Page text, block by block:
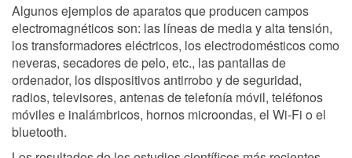
Algunos ejemplos de aparatos que producen campos
electromagnéticos son: las líneas de media y alta tensión,
los transformadores eléctricos, los electrodomésticos como
neveras, secadores de pelo, etc., las pantallas de
ordenador, los dispositivos antirrobo y de seguridad,
radios, televisores, antenas de telefonía móvil, teléfonos
móviles e inalámbricos, hornos microondas, el Wi-Fi o el
bluetooth.